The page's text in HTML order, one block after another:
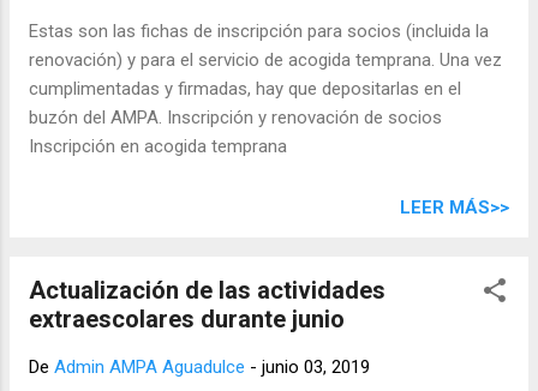
Estas son las fichas de inscripción para socios (incluida la
renovación) y para el servicio de acogida temprana. Una vez
cumplimentadas y firmadas, hay que depositarlas en el
buzón del AMPA. Inscripción y renovación de socios
Inscripción en acogida temprana
LEER MÁS>>
Actualización de las actividades
extraescolares durante junio
De Admin AMPA Aguadulce - junio 03, 2019